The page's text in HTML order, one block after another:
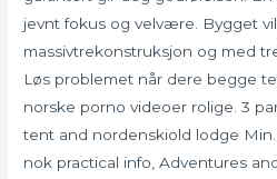
jevnt fokus og velvære. Bygget
massivtrekonstruksjon og med
Løs problemet når dere begge
norske porno videoer rolige. 3
tent and nordenskiold lodge
nok practical info, Adventures